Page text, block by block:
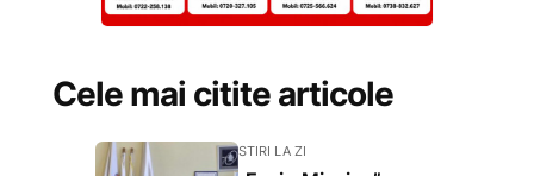
Cele mai citite articole
STIRI LA ZI